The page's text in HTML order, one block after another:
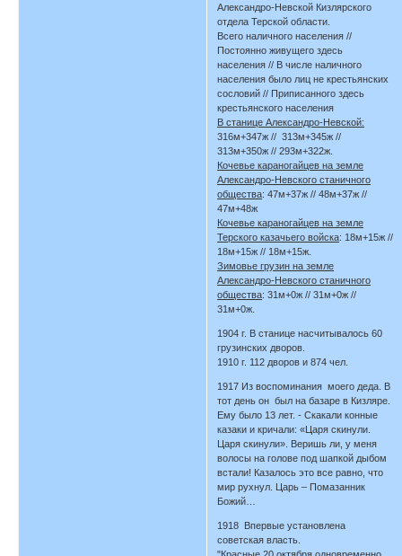
Александро-Невской Кизлярского
отдела Терской области.
Всего наличного населения //
Постоянно живущего здесь
населения // В числе наличного
населения было лиц не крестьянских
сословий // Приписанного здесь
крестьянского населения
В станице Александро-Невской:
316м+347ж // 313м+345ж //
313м+350ж // 293м+322ж.
Кочевье караногайцев на земле
Александро-Невского станичного
общества: 47м+37ж // 48м+37ж //
47м+48ж
Кочевье караногайцев на земле
Терского казачьего войска: 18м+15ж //
18м+15ж // 18м+15ж.
Зимовье грузин на земле
Александро-Невского станичного
общества: 31м+0ж // 31м+0ж //
31м+0ж.
1904 г. В станице насчитывалось 60
грузинских дворов.
1910 г. 112 дворов и 874 чел.
1917 Из воспоминания моего деда. В
тот день он был на базаре в Кизляре.
Ему было 13 лет. - Скакали конные
казаки и кричали: «Царя скинули.
Царя скинули». Веришь ли, у меня
волосы на голове под шапкой дыбом
встали! Казалось это все равно, что
мир рухнул. Царь – Помазанник
Божий…
1918 Впервые установлена
советская власть.